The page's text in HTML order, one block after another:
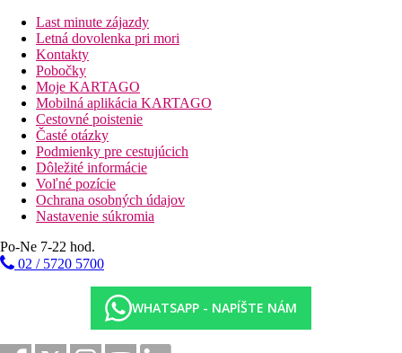
Last minute zájazdy
Letná dovolenka pri mori
Kontakty
Pobočky
Moje KARTAGO
Mobilná aplikácia KARTAGO
Cestovné poistenie
Časté otázky
Podmienky pre cestujúcich
Dôležité informácie
Voľné pozície
Ochrana osobných údajov
Nastavenie súkromia
Po-Ne 7-22 hod.
02 / 5720 5700
WHATSAPP - NAPÍŠTE NÁM